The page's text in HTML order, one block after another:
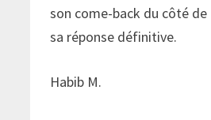
son come-back du côté
sa réponse définitive.
Habib M.